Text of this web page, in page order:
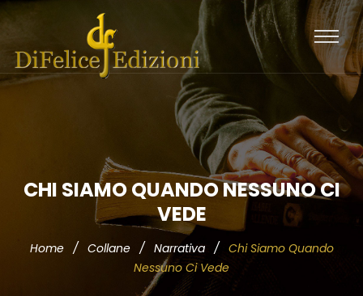
CHI SIAMO QUANDO NESSUNO CI
VEDE
Home / Collane / Narrativa / Chi Siamo Quando
Nessuno Ci Vede